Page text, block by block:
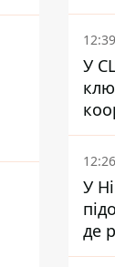
12:39
У
12:26
У
де